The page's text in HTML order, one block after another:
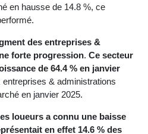
en hausse de 14.8 %, ce
des entreprises &
forte progression. Ce secteur
de 64.4 % en janvier
& administrations
en janvier 2025.
loueurs a connu une baisse
en effet 14.6 % des